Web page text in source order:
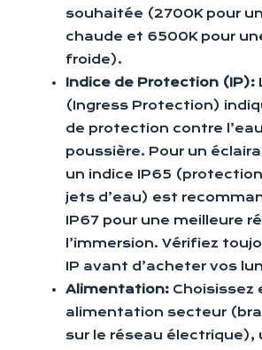
souhaitée (2700K pour
chaude et 6500K pour
froide).
Indice de Protection (IP):
(Ingress Protection)
de protection contre
poussière. Pour un
un indice IP65
jets d’eau) est
IP67 pour une meilleure
l’immersion. Vérifiez
IP avant d’acheter vos
Alimentation: Choisissez
alimentation secteur
sur le réseau électrique),